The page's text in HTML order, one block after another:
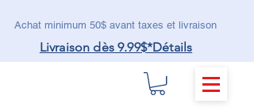
Achat minimum 50$ avant taxes et livraison
Livraison dès 9.99$*Détails
MENU